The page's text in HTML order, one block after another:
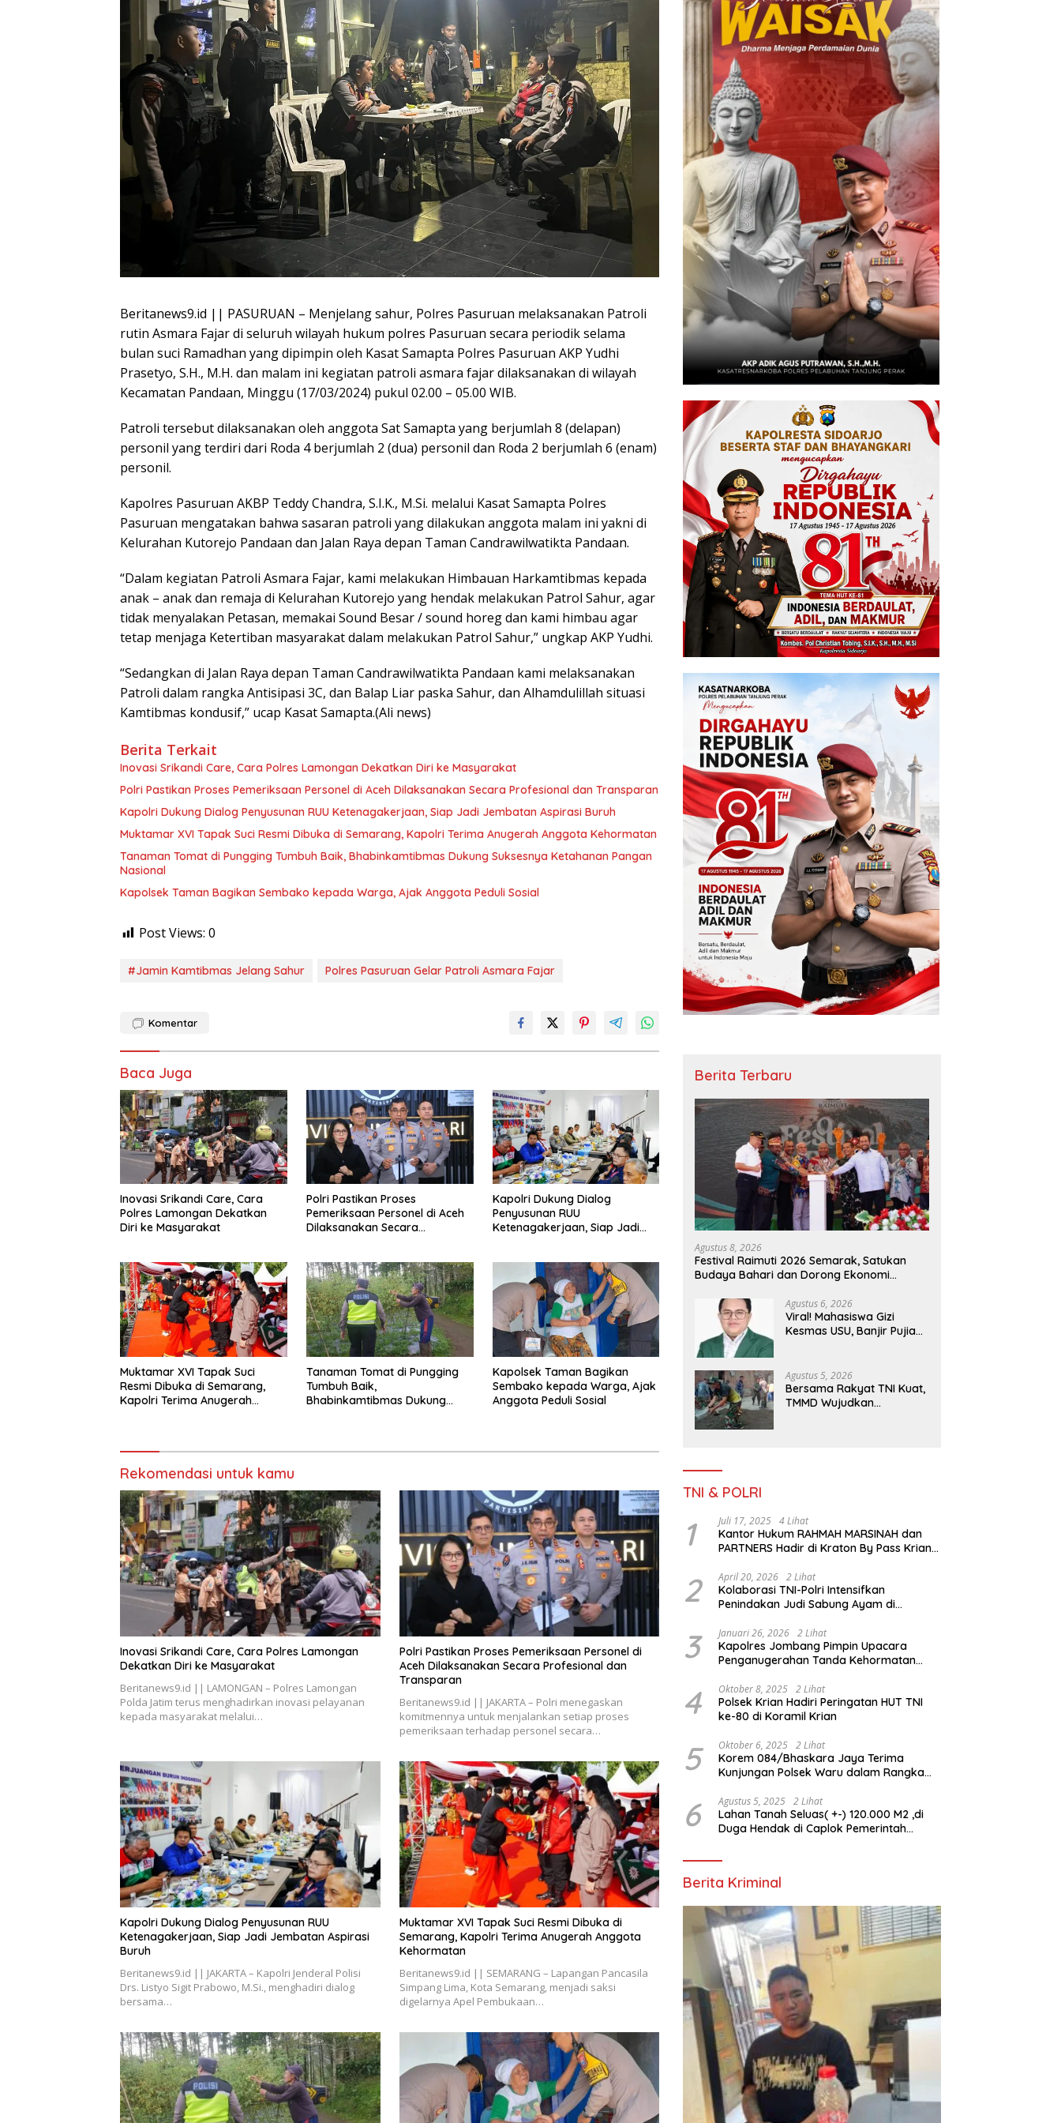
Beritanews9.id || PASURUAN – Menjelang sahur, Polres Pasuruan melaksanakan Patroli
rutin Asmara Fajar di seluruh wilayah hukum polres Pasuruan secara periodik selama
bulan suci Ramadhan yang dipimpin oleh Kasat Samapta Polres Pasuruan AKP Yudhi
Prasetyo, S.H., M.H. dan malam ini kegiatan patroli asmara fajar dilaksanakan di wilayah
Kecamatan Pandaan, Minggu (17/03/2024) pukul 02.00 – 05.00 WIB.
Patroli tersebut dilaksanakan oleh anggota Sat Samapta yang berjumlah 8 (delapan)
personil yang terdiri dari Roda 4 berjumlah 2 (dua) personil dan Roda 2 berjumlah 6 (enam)
personil.
Kapolres Pasuruan AKBP Teddy Chandra, S.I.K., M.Si. melalui Kasat Samapta Polres
Pasuruan mengatakan bahwa sasaran patroli yang dilakukan anggota malam ini yakni di
Kelurahan Kutorejo Pandaan dan Jalan Raya depan Taman Candrawilwatikta Pandaan.
“Dalam kegiatan Patroli Asmara Fajar, kami melakukan Himbauan Harkamtibmas kepada
anak – anak dan remaja di Kelurahan Kutorejo yang hendak melakukan Patrol Sahur, agar
tidak menyalakan Petasan, memakai Sound Besar / sound horeg dan kami himbau agar
tetap menjaga Ketertiban masyarakat dalam melakukan Patrol Sahur,” ungkap AKP Yudhi.
“Sedangkan di Jalan Raya depan Taman Candrawilwatikta Pandaan kami melaksanakan
Patroli dalam rangka Antisipasi 3C, dan Balap Liar paska Sahur, dan Alhamdulillah situasi
Kamtibmas kondusif,” ucap Kasat Samapta.(Ali news)
Berita Terkait
Inovasi Srikandi Care, Cara Polres Lamongan Dekatkan Diri ke Masyarakat
Polri Pastikan Proses Pemeriksaan Personel di Aceh Dilaksanakan Secara Profesional dan Transparan
Kapolri Dukung Dialog Penyusunan RUU Ketenagakerjaan, Siap Jadi Jembatan Aspirasi Buruh
Muktamar XVI Tapak Suci Resmi Dibuka di Semarang, Kapolri Terima Anugerah Anggota Kehormatan
Tanaman Tomat di Pungging Tumbuh Baik, Bhabinkamtibmas Dukung Suksesnya Ketahanan Pangan
Nasional
Kapolsek Taman Bagikan Sembako kepada Warga, Ajak Anggota Peduli Sosial
Post Views: 0
#Jamin Kamtibmas Jelang Sahur Polres Pasuruan Gelar Patroli Asmara Fajar
Komentar
Baca Juga
Inovasi Srikandi Care, Cara
Polres Lamongan Dekatkan
Diri ke Masyarakat
Polri Pastikan Proses
Pemeriksaan Personel di Aceh
Dilaksanakan Secara
Kapolri Dukung Dialog
Penyusunan RUU
Ketenagakerjaan, Siap Jadi
Muktamar XVI Tapak Suci
Resmi Dibuka di Semarang,
Kapolri Terima Anugerah
Tanaman Tomat di Pungging
Tumbuh Baik,
Bhabinkamtibmas Dukung
Kapolsek Taman Bagikan
Sembako kepada Warga, Ajak
Anggota Peduli Sosial
Rekomendasi untuk kamu
Inovasi Srikandi Care, Cara Polres Lamongan
Dekatkan Diri ke Masyarakat
Beritanews9.id || LAMONGAN – Polres Lamongan
Polda Jatim terus menghadirkan inovasi pelayanan
kepada masyarakat melalui…
Polri Pastikan Proses Pemeriksaan Personel di
Aceh Dilaksanakan Secara Profesional dan
Transparan
Beritanews9.id || JAKARTA – Polri menegaskan
komitmennya untuk menjalankan setiap proses
pemeriksaan terhadap personel secara…
Kapolri Dukung Dialog Penyusunan RUU
Ketenagakerjaan, Siap Jadi Jembatan Aspirasi
Buruh
Beritanews9.id || JAKARTA – Kapolri Jenderal Polisi
Drs. Listyo Sigit Prabowo, M.Si., menghadiri dialog
bersama…
Muktamar XVI Tapak Suci Resmi Dibuka di
Semarang, Kapolri Terima Anugerah Anggota
Kehormatan
Beritanews9.id || SEMARANG – Lapangan Pancasila
Simpang Lima, Kota Semarang, menjadi saksi
digelarnya Apel Pembukaan…
Berita Terbaru
Agustus 8, 2026
Festival Raimuti 2026 Semarak, Satukan
Budaya Bahari dan Dorong Ekonomi
Agustus 6, 2026
Viral! Mahasiswa Gizi
Kesmas USU, Banjir Pujian
Rupiah Referensi
Akademik Dunia
Agustus 5, 2026
Bersama Rakyat TNI Kuat,
TMMD Wujudkan
TNI & POLRI
1 Juli 17, 2025 4 Lihat
Kantor Hukum RAHMAH MARSINAH dan
PARTNERS Hadir di Kraton By Pass Krian
2 April 20, 2026 2 Lihat
Kolaborasi TNI-Polri Intensifkan
Penindakan Judi Sabung Ayam di
3 Januari 26, 2026 2 Lihat
Kapolres Jombang Pimpin Upacara
Penganugerahan Tanda Kehormatan
Polri
4 Oktober 8, 2025 2 Lihat
Polsek Krian Hadiri Peringatan HUT TNI
ke-80 di Koramil Krian
5 Oktober 6, 2025 2 Lihat
Korem 084/Bhaskara Jaya Terima
Kunjungan Polsek Waru dalam Rangka
6 Agustus 5, 2025 2 Lihat
Lahan Tanah Seluas( +-) 120.000 M2 ,di
Duga Hendak di Caplok Pemerintah
Berita Kriminal